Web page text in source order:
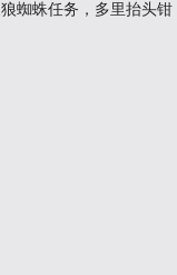
蜘蛛任务，多里抬头钳